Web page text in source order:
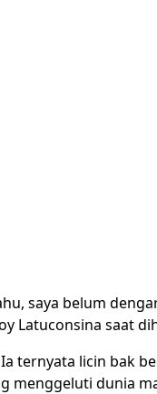
saya belum
Latuconsina saat
ternyata licin bak
menggeluti dunia